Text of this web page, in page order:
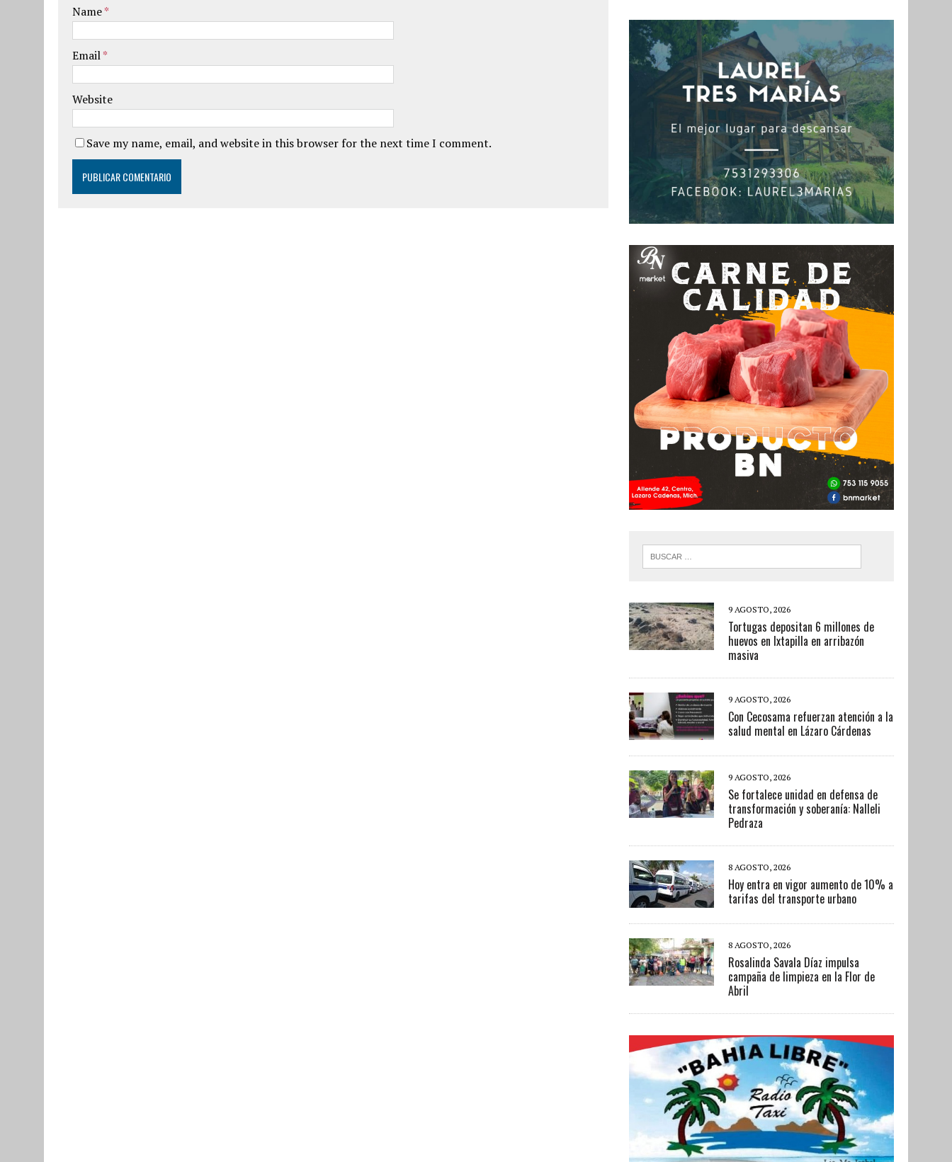
Name*
Email*
Website
Save my name, email, and website in this browser for the next time I comment.
9 AGOSTO, 2026
Tortugas depositan 6 millones de
huevos en Ixtapilla en arribazón
masiva
9 AGOSTO, 2026
Con Cecosama refuerzan atención a la
salud mental en Lázaro Cárdenas
9 AGOSTO, 2026
Se fortalece unidad en defensa de
transformación y soberanía: Nalleli
Pedraza
8 AGOSTO, 2026
Hoy entra en vigor aumento de 10% a
tarifas del transporte urbano
8 AGOSTO, 2026
Rosalinda Savala Díaz impulsa
campaña de limpieza en la Flor de
Abril